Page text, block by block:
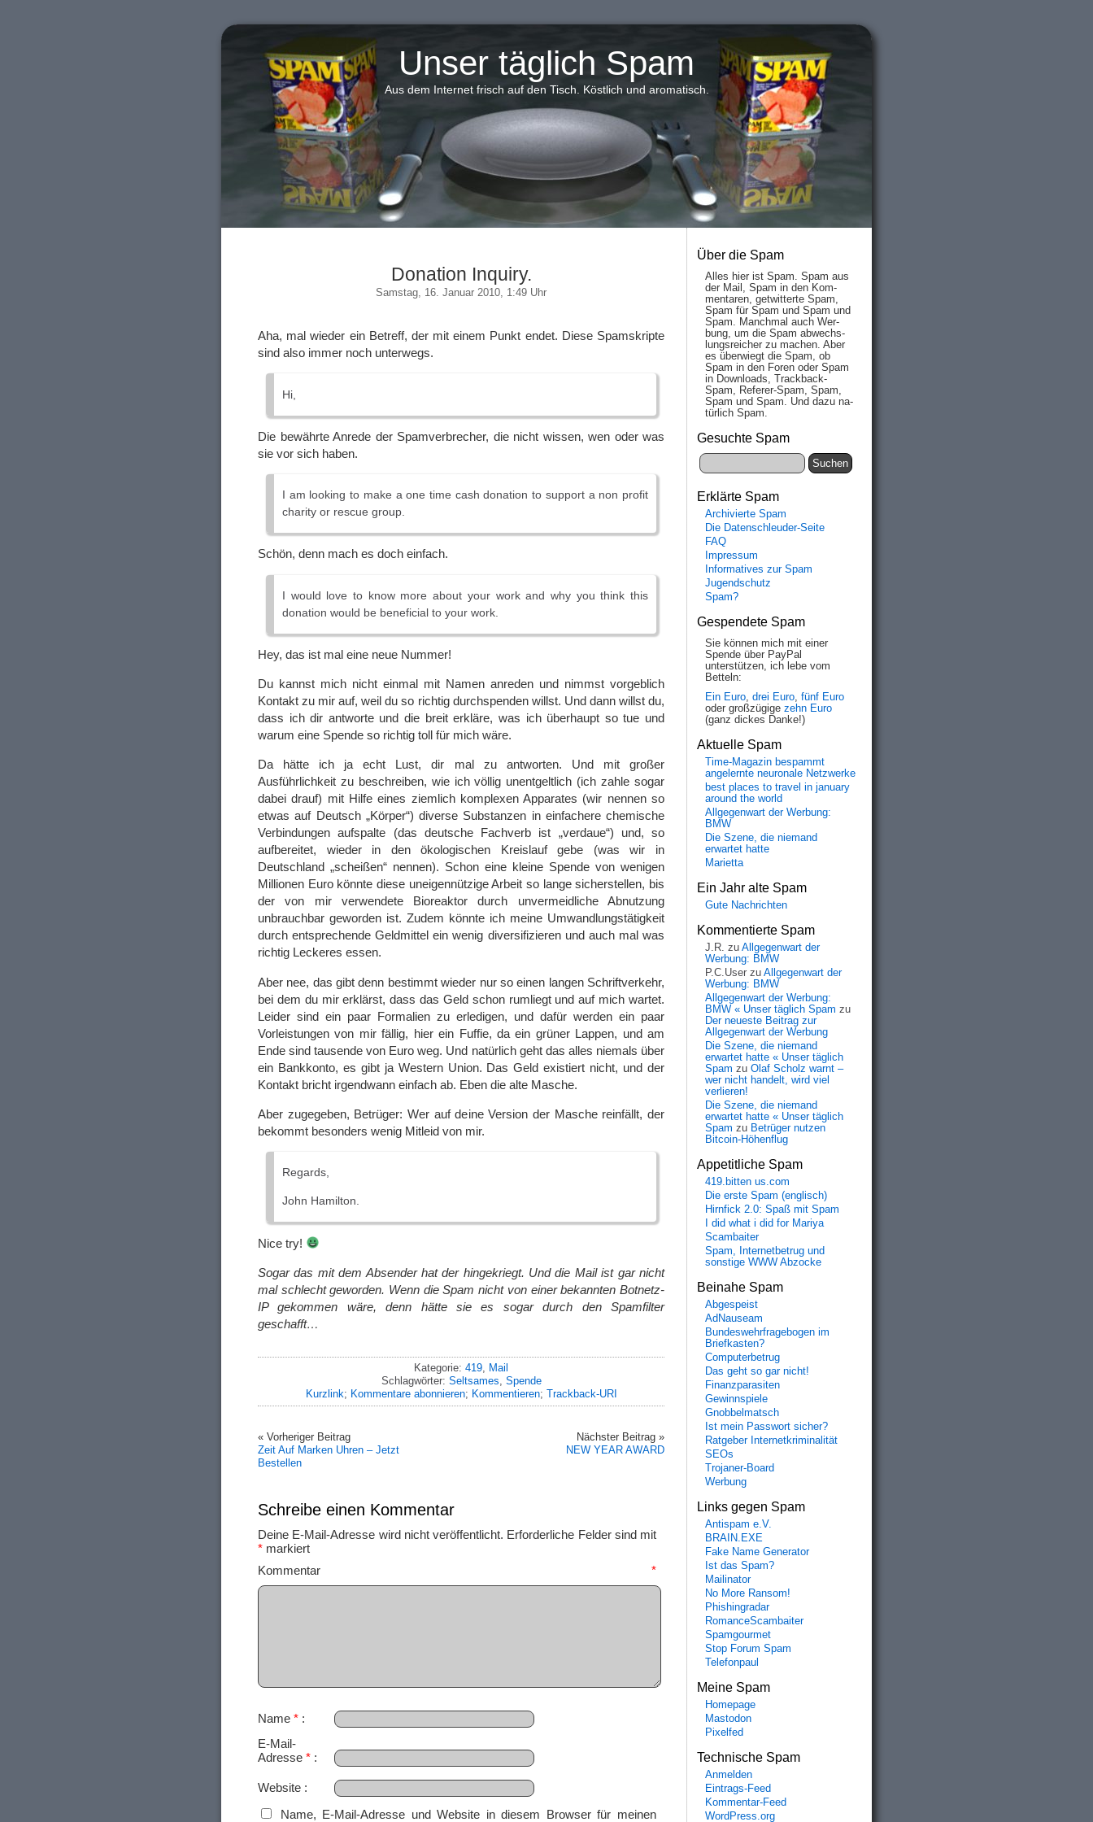
Unser täglich Spam
Aus dem Internet frisch auf den Tisch. Köstlich und aromatisch.
Donation Inquiry.
Samstag, 16. Januar 2010, 1:49 Uhr
Aha, mal wieder ein Betreff, der mit einem Punkt endet. Diese Spamskripte
sind also immer noch unterwegs.
Hi,
Die bewährte Anrede der Spamverbrecher, die nicht wissen, wen oder was
sie vor sich haben.
I am looking to make a one time cash donation to support a non profit
charity or rescue group.
Schön, denn mach es doch einfach.
I would love to know more about your work and why you think this
donation would be beneficial to your work.
Hey, das ist mal eine neue Nummer!
Du kannst mich nicht einmal mit Namen anreden und nimmst vorgeblich
Kontakt zu mir auf, weil du so richtig durchspenden willst. Und dann willst du,
dass ich dir antworte und die breit erkläre, was ich überhaupt so tue und
warum eine Spende so richtig toll für mich wäre.
Da hätte ich ja echt Lust, dir mal zu antworten. Und mit großer
Ausführlichkeit zu beschreiben, wie ich völlig unentgeltlich (ich zahle sogar
dabei drauf) mit Hilfe eines ziemlich komplexen Apparates (wir nennen so
etwas auf Deutsch „Körper“) diverse Substanzen in einfachere chemische
Verbindungen aufspalte (das deutsche Fachverb ist „verdaue“) und, so
aufbereitet, wieder in den ökologischen Kreislauf gebe (was wir in
Deutschland „scheißen“ nennen). Schon eine kleine Spende von wenigen
Millionen Euro könnte diese uneigennützige Arbeit so lange sicherstellen, bis
der von mir verwendete Bioreaktor durch unvermeidliche Abnutzung
unbrauchbar geworden ist. Zudem könnte ich meine Umwandlungstätigkeit
durch entsprechende Geldmittel ein wenig diversifizieren und auch mal was
richtig Leckeres essen.
Aber nee, das gibt denn bestimmt wieder nur so einen langen Schriftverkehr,
bei dem du mir erklärst, dass das Geld schon rumliegt und auf mich wartet.
Leider sind ein paar Formalien zu erledigen, und dafür werden ein paar
Vorleistungen von mir fällig, hier ein Fuffie, da ein grüner Lappen, und am
Ende sind tausende von Euro weg. Und natürlich geht das alles niemals über
ein Bankkonto, es gibt ja Western Union. Das Geld existiert nicht, und der
Kontakt bricht irgendwann einfach ab. Eben die alte Masche.
Aber zugegeben, Betrüger: Wer auf deine Version der Masche reinfällt, der
bekommt besonders wenig Mitleid von mir.
Regards,
John Hamilton.
Nice try!
Sogar das mit dem Absender hat der hingekriegt. Und die Mail ist gar nicht
mal schlecht geworden. Wenn die Spam nicht von einer bekannten Botnetz-
IP gekommen wäre, denn hätte sie es sogar durch den Spamfilter
geschafft…
Kategorie: 419
Mail
Schlagwörter: Seltsames Spende
Kurzlink; Kommentare abonnieren; Kommentieren; Trackback-URI
« Vorheriger Beitrag
Zeit Auf Marken Uhren – Jetzt
Bestellen
Nächster Beitrag »
NEW YEAR AWARD
Schreibe einen Kommentar
Deine E-Mail-Adresse wird nicht veröffentlicht. Erforderliche Felder sind mit
* markiert
Kommentar *
Name *
E-Mail-
Adresse *
Website
Name, E-Mail-Adresse und Website in diesem Browser für meinen
Über die Spam
Alles hier ist Spam. Spam aus
der Mail, Spam in den Kom­
men­taren, ge­twit­ter­te Spam,
Spam für Spam und Spam und
Spam. Manch­mal auch Wer­
bung, um die Spam ab­wechs­
lungs­reich­er zu mach­en. Aber
es über­wiegt die Spam, ob
Spam in den Fo­ren oder Spam
in Down­loads, Track­back-
Spam, Re­fe­rer-Spam, Spam,
Spam und Spam. Und da­zu na­
tür­lich Spam.
Gesuchte Spam
Erklärte Spam
Archivierte Spam
Die Datenschleuder-Seite
FAQ
Impressum
Informatives zur Spam
Jugendschutz
Spam?
Gespendete Spam
Sie können mich mit einer
Spende über PayPal
unterstützen, ich lebe vom
Betteln:
Ein Euro, drei Euro, fünf Euro
oder großzügige zehn Euro
(ganz dickes Danke!)
Aktuelle Spam
Time-Magazin bespammt
angelernte neuronale Netzwerke
best places to travel in january
around the world
Allgegenwart der Werbung:
BMW
Die Szene, die niemand
erwartet hatte
Marietta
Ein Jahr alte Spam
Gute Nachrichten
Kommentierte Spam
J.R. zu Allgegenwart der
Werbung: BMW
P.C.User zu Allgegenwart der
Werbung: BMW
Allgegenwart der Werbung:
BMW « Unser täglich Spam zu
Der neueste Beitrag zur
Allgegenwart der Werbung
Die Szene, die niemand
erwartet hatte « Unser täglich
Spam zu Olaf Scholz warnt –
wer nicht handelt, wird viel
verlieren!
Die Szene, die niemand
erwartet hatte « Unser täglich
Spam zu Betrüger nutzen
Bitcoin-Höhenflug
Appetitliche Spam
419.bitten us.com
Die erste Spam (englisch)
Hirnfick 2.0: Spaß mit Spam
I did what i did for Mariya
Scambaiter
Spam, Internetbetrug und
sonstige WWW Abzocke
Beinahe Spam
Abgespeist
AdNauseam
Bundeswehrfragebogen im
Briefkasten?
Computerbetrug
Das geht so gar nicht!
Finanzparasiten
Gewinnspiele
Gnobbelmatsch
Ist mein Passwort sicher?
Ratgeber Internetkriminalität
SEOs
Trojaner-Board
Werbung
Links gegen Spam
Antispam e.V.
BRAIN.EXE
Fake Name Generator
Ist das Spam?
Mailinator
No More Ransom!
Phishingradar
RomanceScambaiter
Spamgourmet
Stop Forum Spam
Telefonpaul
Meine Spam
Homepage
Mastodon
Pixelfed
Technische Spam
Anmelden
Eintrags-Feed
Kommentar-Feed
WordPress.org